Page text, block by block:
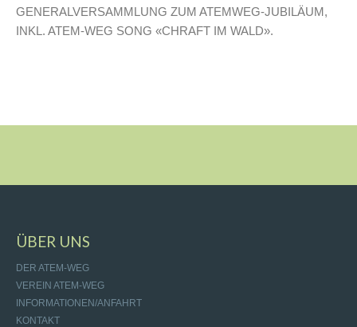
GENERALVERSAMMLUNG ZUM ATEMWEG-JUBILÄUM,
INKL. ATEM-WEG SONG «CHRAFT IM WALD».
ÜBER UNS
DER ATEM-WEG
VEREIN ATEM-WEG
INFORMATIONEN/ANFAHRT
KONTAKT